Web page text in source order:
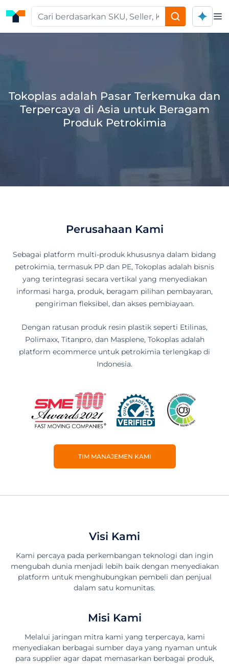
Tokoplas adalah Pasar Terkemuka dan
Terpercaya di Asia untuk Beragam
Produk Petrokimia
Perusahaan Kami
Sebagai platform multi-produk khususnya dalam bidang
petrokimia, termasuk PP dan PE, Tokoplas adalah bisnis
yang terintegrasi secara vertikal yang menyediakan
informasi harga, produk, beragam pilihan pembayaran,
pengiriman fleksibel, dan akses pembiayaan.
Dengan ratusan produk resin plastik seperti Etilinas,
Polimaxx, Titanpro, dan Masplene, Tokoplas adalah
platform ecommerce untuk petrokimia terlengkap di
Indonesia.
TIM MANAJEMEN KAMI
Visi Kami
Kami percaya pada perkembangan teknologi dan ingin
mengubah dunia menjadi lebih baik dengan menyediakan
platform untuk menghubungkan pembeli dan penjual
dalam satu komunitas.
Misi Kami
Melalui jaringan mitra kami yang terpercaya, kami
menyediakan berbagai sumber daya yang nyaman untuk
para supplier agar dapat memasarkan berbagai produk,